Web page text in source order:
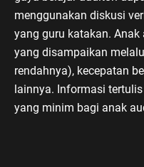
menggunakan diskusi
yang guru katakan.
yang disampaikan
rendahnya), kecepatan
lainnya. Informasi
yang minim bagi anak